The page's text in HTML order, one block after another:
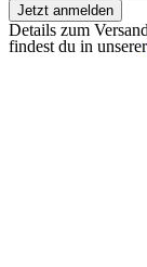
Jetzt anmelden
Details zum
findest du in unserer